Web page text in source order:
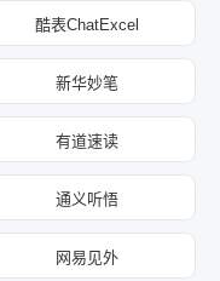
酷表ChatExcel
新华妙笔
有道速读
通义听悟
网易见外